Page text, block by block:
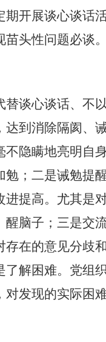
开展谈心谈话
头性问题必谈。
谈心谈话、不
到消除隔阂、
隐瞒地亮明自
； 二是诫勉提醒
提高。尤其是
脑子； 三是交
在的意见分歧
了解困难。 党组
发现的实际困